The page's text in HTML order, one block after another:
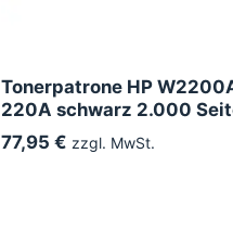
Tonerpatrone HP
220A schwarz 2.000
77,95 € zzgl. MwSt.